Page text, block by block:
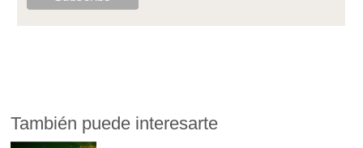
También puede interesarte